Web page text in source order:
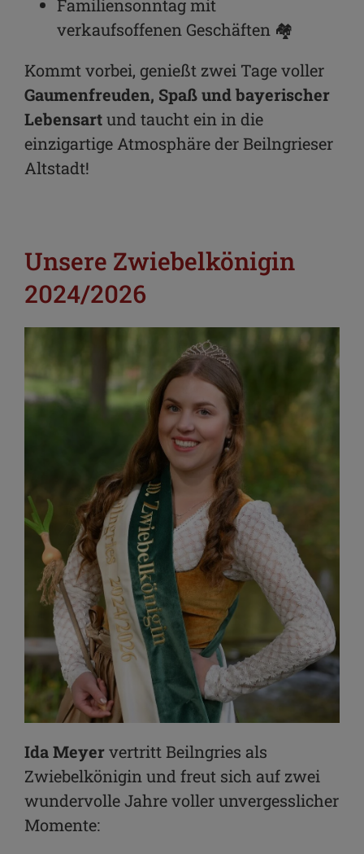
Familiensonntag mit
verkaufsoffenen Geschäften 🏘️
Kommt vorbei, genießt zwei Tage voller
Gaumenfreuden, Spaß und bayerischer
Lebensartund taucht ein in die
einzigartige Atmosphäre der Beilngrieser
Altstadt!
Unsere Zwiebelkönigin
2024/2026
Ida Meyervertritt Beilngries als
Zwiebelkönigin und freut sich auf zwei
wundervolle Jahre voller unvergesslicher
Momente: